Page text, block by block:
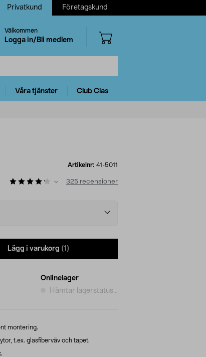
Privatkund Företagskund
Välkommen
Logga in/Bli medlem
Våra tjänster Club Clas
Artikelnr: 41-5011
325 recensioner
Lägg i varukorg (1)
Onlinelager
Hämtar lagerstatus...
montering.
t.ex. glasfiberväv och tapet.